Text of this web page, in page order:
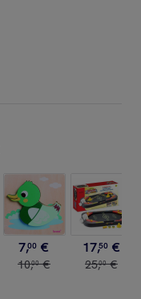
7,00 €
10,00 €
17,50 €
25,00 €